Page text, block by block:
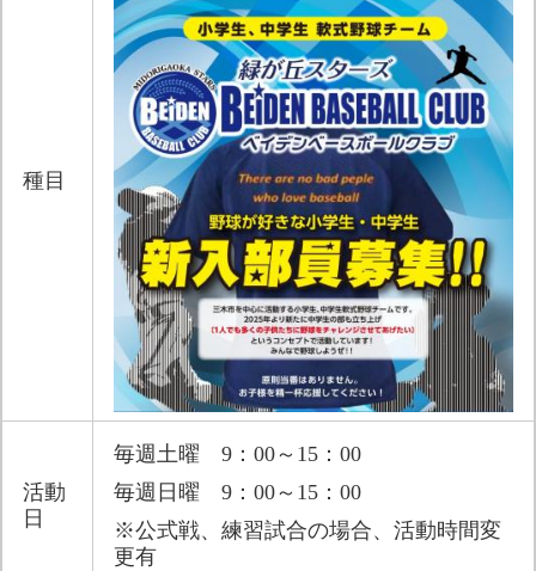
種目
活動
日​
毎週土曜　9：00～15：00​
毎週日曜　9：00～15：00
※公式戦、練習試合の場合、活動時間変
更有​